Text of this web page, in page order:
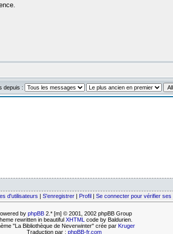
depuis :
d'utilisateurs S'enregistrer Profil Se connecter pour vérifier
by phpBB 2.* [m] © 2001, 2002 phpBB Group
rewritten in beautiful XHTML code by Baldurien.
"La Bibliothèque de Neverwinter" crée par Kruger
Traduction par : phpBB-fr.com